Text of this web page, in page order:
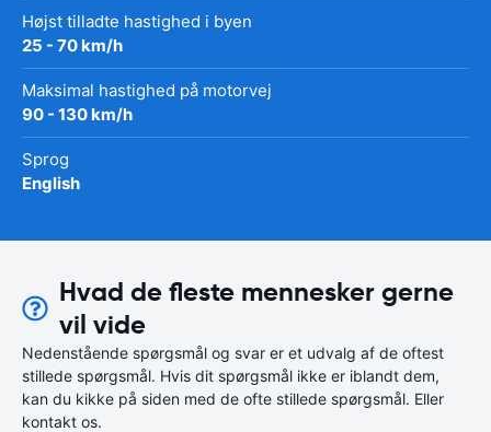
Højst tilladte hastighed i byen
25 - 70 km/h
Maksimal hastighed på motorvej
90 - 130 km/h
Sprog
English
Hvad de fleste mennesker gerne
vil vide
Nedenstående spørgsmål og svar er et udvalg af de oftest
stillede spørgsmål. Hvis dit spørgsmål ikke er iblandt dem,
kan du kikke på siden med de ofte stillede spørgsmål. Eller
kontakt os.